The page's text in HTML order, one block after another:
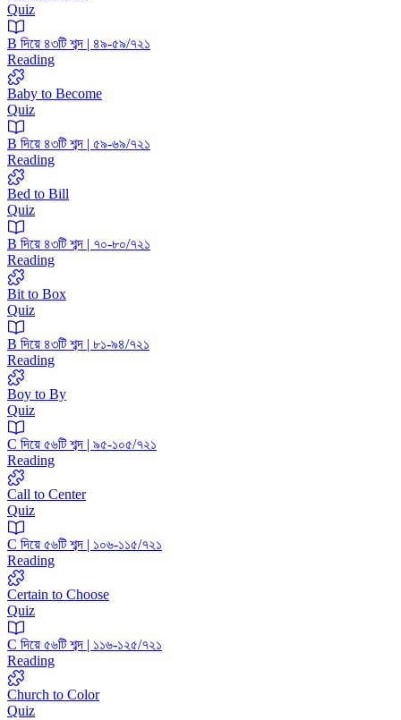
Quiz
B দিয়ে ৪৩টি শব্দ | ৪৯-৫৯/৭২১
Reading
Baby to Become
Quiz
B দিয়ে ৪৩টি শব্দ | ৫৯-৬৯/৭২১
Reading
Bed to Bill
Quiz
B দিয়ে ৪৩টি শব্দ | ৭০-৮০/৭২১
Reading
Bit to Box
Quiz
B দিয়ে ৪৩টি শব্দ | ৮১-৯৪/৭২১
Reading
Boy to By
Quiz
C দিয়ে ৫৬টি শব্দ | ৯৫-১০৫/৭২১
Reading
Call to Center
Quiz
C দিয়ে ৫৬টি শব্দ | ১০৬-১১৫/৭২১
Reading
Certain to Choose
Quiz
C দিয়ে ৫৬টি শব্দ | ১১৬-১২৫/৭২১
Reading
Church to Color
Quiz